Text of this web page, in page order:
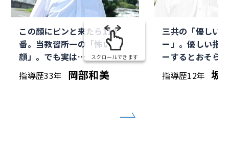
この顔にピンと来たら110
番。当教習所一の「怖い
顔」。でも実は…
指導歴33年 岡部和美
三共の「優しい
ー」。優しい指
ーするとおそら
指導歴12年 坂
スクロールできます